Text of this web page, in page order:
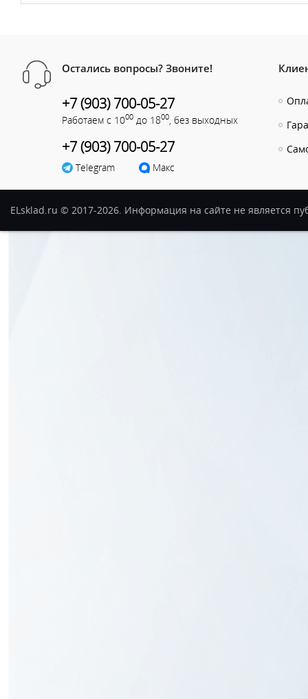
Остались вопросы? Звоните!
+7 (903) 700-05-27
Работаем с 1000 до 1800 , без выходных
+7 (903) 700-05-27
Telegram Макс
ELsklad.ru © 2017-2026. Информация на сайте не является